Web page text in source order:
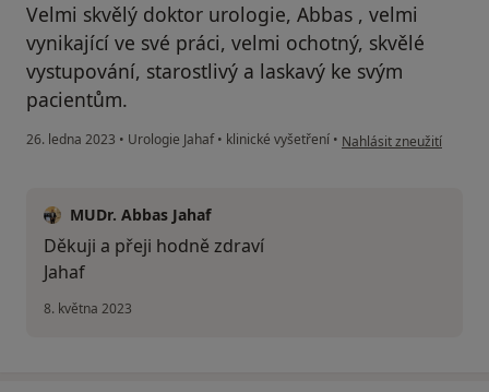
Velmi skvělý doktor urologie, Abbas , velmi
vynikající ve své práci, velmi ochotný, skvělé
vystupování, starostlivý a laskavý ke svým
pacientům.
26. ledna 2023 • Urologie Jahaf• klinické vyšetření • podle názoru uživatele
Nahlásit zneužití
MUDr. Abbas Jahaf
Děkuji a přeji hodně zdraví
Jahaf
8. května 2023